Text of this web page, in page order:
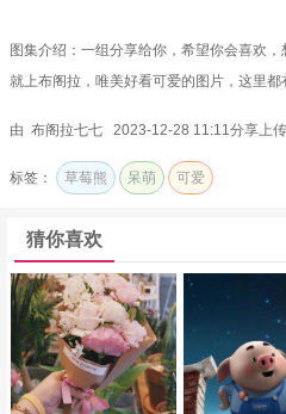
图集介绍：一组分享给你，希望你会喜欢
就上布阁拉，唯美好看可爱的图片，这里都
由 布阁拉七七 2023-12-28 11:11分享上传
标签： 草莓熊 呆萌 可爱
猜你喜欢